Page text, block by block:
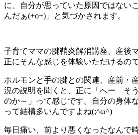
に、自分が思っていた原因ではない
んだぁ(+o+)」と気づかされます。
子育てママの腱鞘炎解消講座、産後
正にそんな感じを体験いただけるの
ホルモンと手の腱との関連、産前・
況の説明を聞くと、正に「へー そ
のか～」って感じです。自分の身体
って結構多いんですよね(;^ω^)
毎日痛い、前より悪くなったなんで